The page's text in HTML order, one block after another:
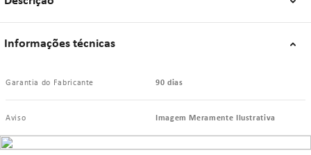
Informações técnicas
Garantia do Fabricante 90 dias
Aviso Imagem Meramente Ilustrativa